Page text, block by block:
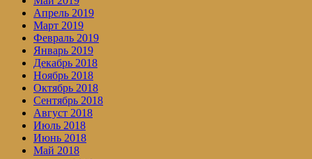
Апрель 2019
Март 2019
Февраль 2019
Январь 2019
Декабрь 2018
Ноябрь 2018
Октябрь 2018
Сентябрь 2018
Август 2018
Июль 2018
Июнь 2018
Май 2018